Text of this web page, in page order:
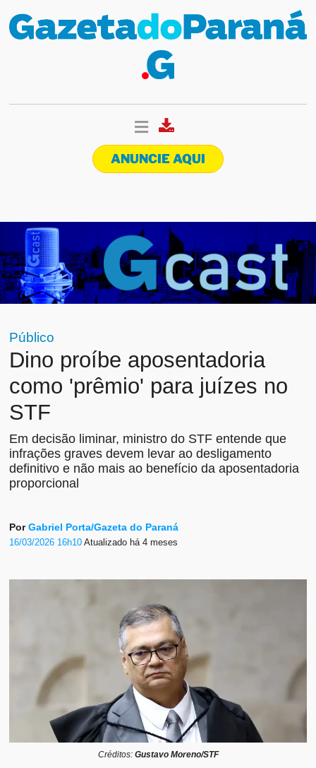
ANUNCIE AQUI
Público
Dino proíbe aposentadoria
como 'prêmio' para juízes no
STF
Em decisão liminar, ministro do STF entende que
infrações graves devem levar ao desligamento
definitivo e não mais ao benefício da aposentadoria
proporcional
PorGabriel Porta/Gazeta do Paraná
16/03/2026 16h10Atualizado há 4 meses
Créditos: Gustavo Moreno/STF